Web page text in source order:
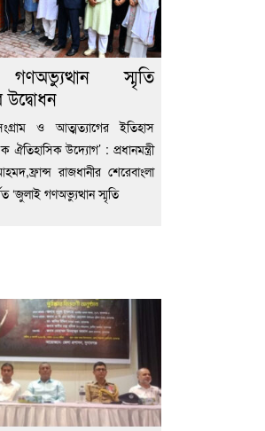
স্মৃতি
ও আত্মত্যাগের ইতিহাস
ঐতিহাসিক উদ্যোগ’ : প্রধানমন্ত্রী
রাজধানীর শেরেবাংলা
‘জুলাই গণঅভ্যুত্থান স্মৃতি